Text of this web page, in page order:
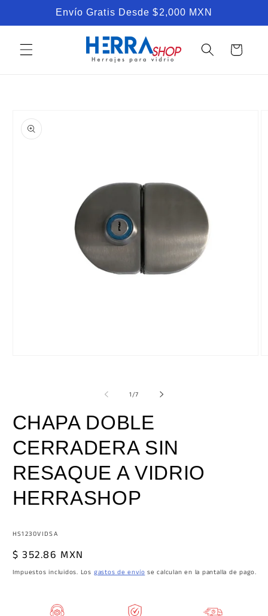
directamente
al contenido
Envío Gratis Desde $2,000 MXN
Carrito
información
del producto
modal
1/de
7
CHAPA DOBLE
CERRADERA SIN
RESAQUE A VIDRIO
HERRASHOP
SKU:
HS1230VIDSA
Precio
habitual
$ 352.86 MXN
Impuestos incluidos. Los gastos de envío se calculan en la pantalla de pago.